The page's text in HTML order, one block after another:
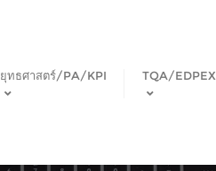
ยุทธศาสตร์/PA/KPI TQA/EDPEX